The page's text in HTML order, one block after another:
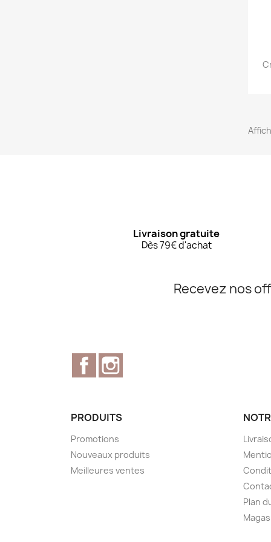
Livraison gratuite
Dès 79€ d'achat
Recevez nos
Facebook
PRODUITS
Promotions
Nouveaux produits
Meilleures ventes
Plan